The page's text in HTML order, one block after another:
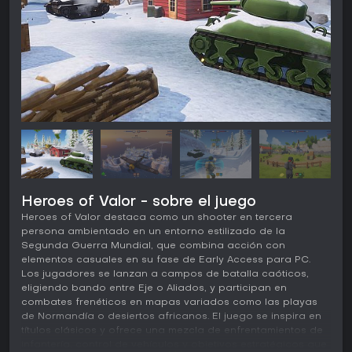
Heroes of Valor - sobre el juego
Heroes of Valor destaca como un shooter en tercera
persona ambientado en un entorno estilizado de la
Segunda Guerra Mundial, que combina acción con
elementos casuales en su fase de Early Access para PC.
Los jugadores se lanzan a campos de batalla caóticos,
eligiendo bando entre Eje o Aliados, y participan en
combates frenéticos en mapas variados como las playas
de Normandía o desiertos africanos. El juego se inspira en
títulos clásicos y ofrece una mezcla de enfrentamientos de